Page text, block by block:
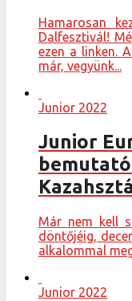
Hamarosan
Dalfesztivál!
ezen a linken.
már, vegyünk...
Junior 2022
Junior
Már nem kell
döntőjéig,
alkalommal
Junior 2022